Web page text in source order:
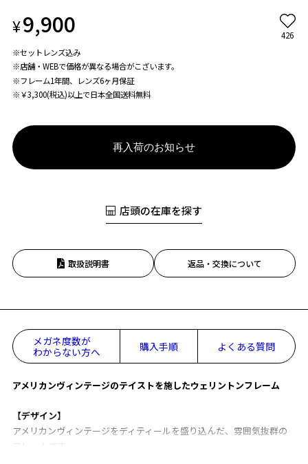
¥9,900 426
※セットレンズ込み
※店舗・WEBで価格が異なる場合がこざいます。
※フレーム1年間、レンズ6ヶ月保証
※￥3,300(税込)以上で日本全国送料無料
再入荷のお知らせ
店頭の在庫を探す
取扱説明書 返品・交換について
メガネ度数が
わからない方へ
購入手順 よくある質問
アメリカンヴィンテージのテイストを施したウェリントンフレーム
【デザイン】
アメリカンヴィンテージをディティールを盛り込んだ、雰囲気抜群の
フレームです。